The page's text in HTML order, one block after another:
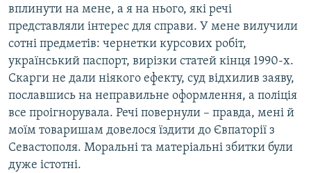
вплинути на мене, а я на нього, які речі
представляли інтерес для справи. У мене вилучили
сотні предметів: чернетки курсових робіт,
український паспорт, вирізки статей кінця 1990-х.
Скарги не дали ніякого ефекту, суд відхилив заяву,
пославшись на неправильне оформлення, а поліція
все проігнорувала. Речі повернули – правда, мені й
моїм товаришам довелося їздити до Євпаторії з
Севастополя. Моральні та матеріальні збитки були
дуже істотні.